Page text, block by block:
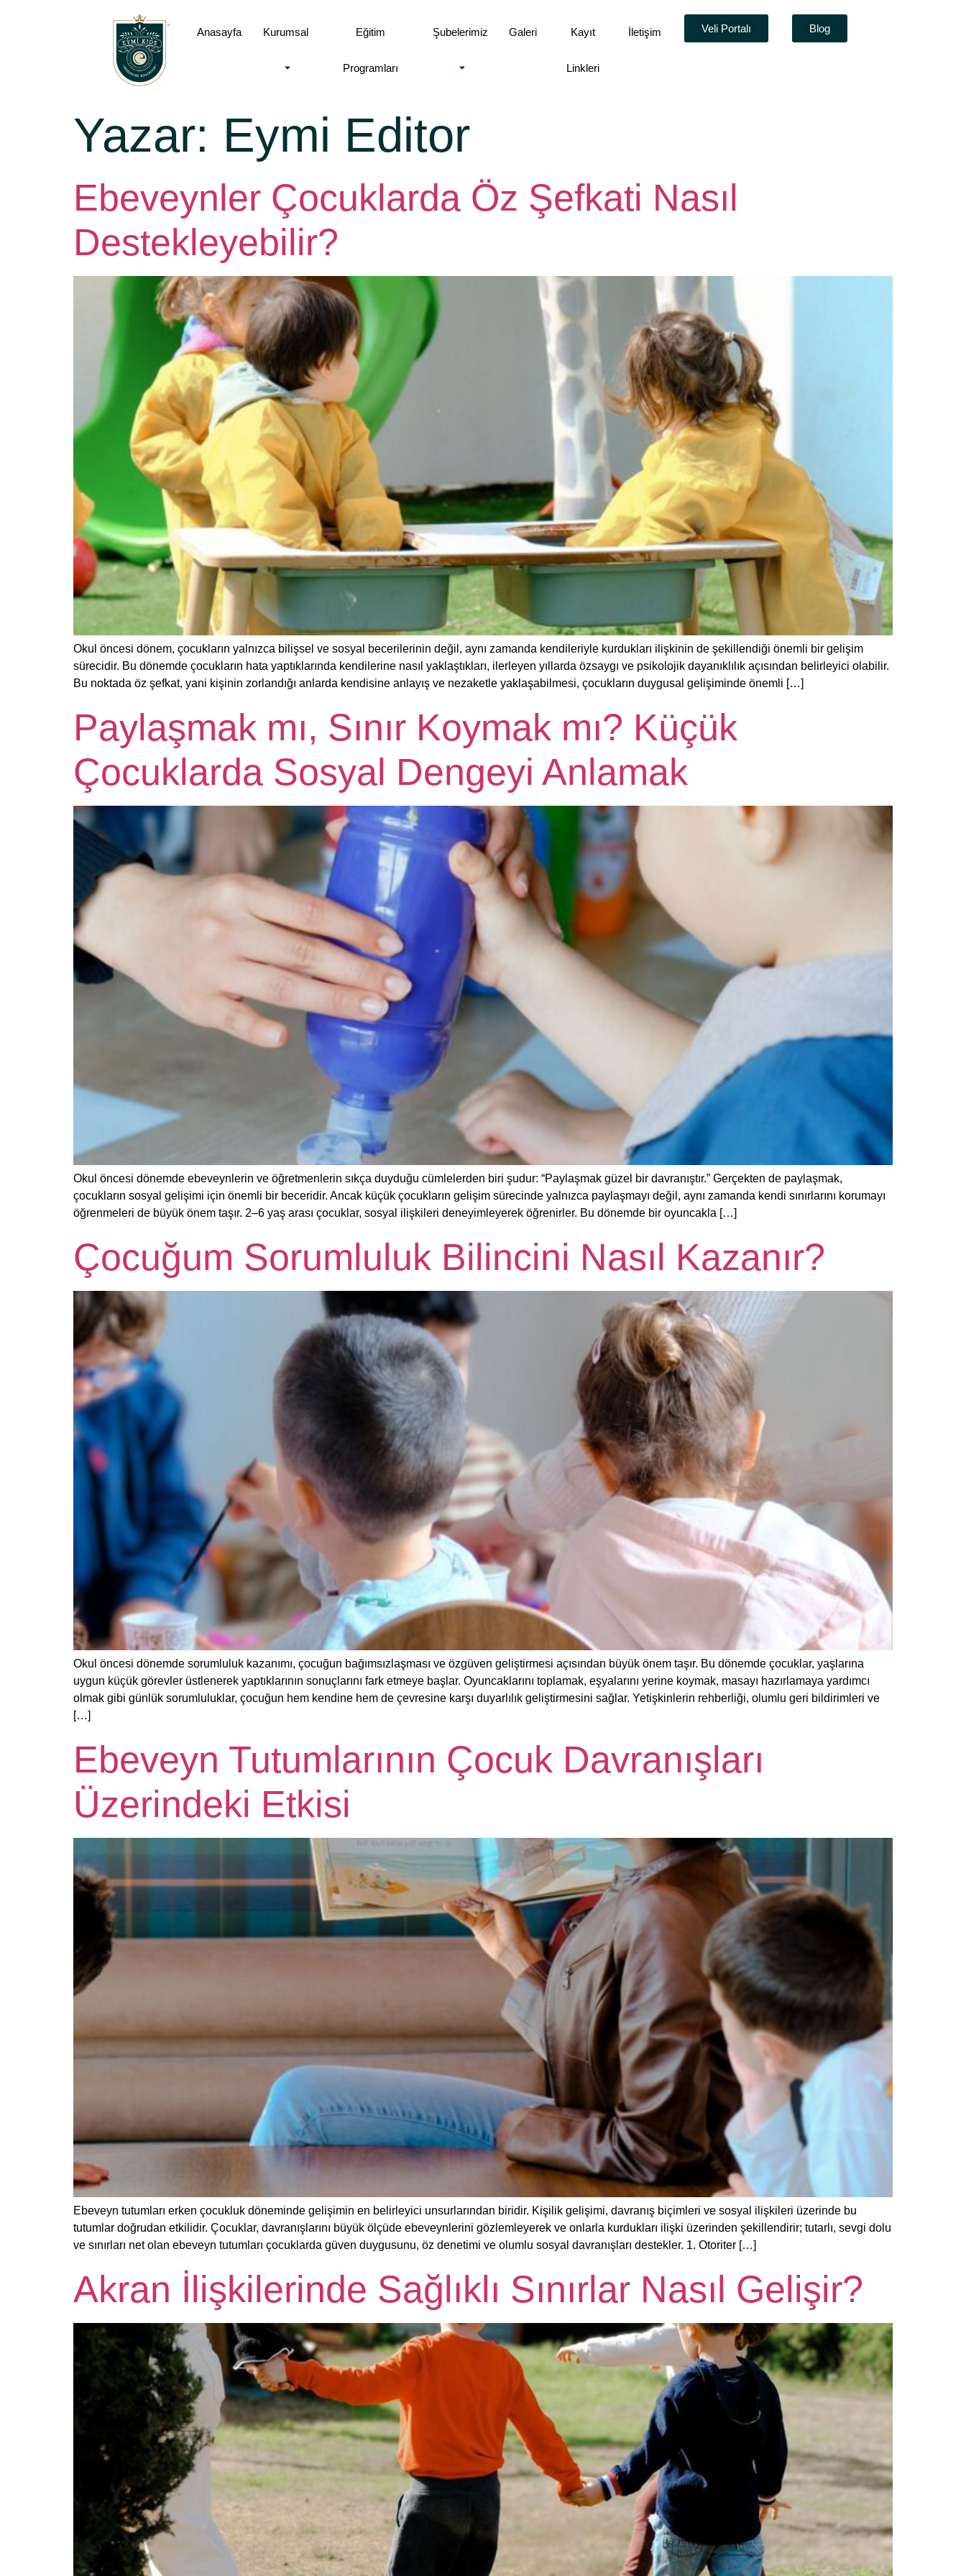
Anasayfa Kurumsal Eğitim
Programları
Şubelerimiz Galeri Kayıt
Linkleri
İletişim Veli Portalı Blog
Yazar: Eymi Editor
Ebeveynler Çocuklarda Öz Şefkati Nasıl
Destekleyebilir?
Okul öncesi dönem, çocukların yalnızca bilişsel ve sosyal becerilerinin değil, aynı zamanda kendileriyle kurdukları ilişkinin de şekillendiği önemli bir gelişim
sürecidir. Bu dönemde çocukların hata yaptıklarında kendilerine nasıl yaklaştıkları, ilerleyen yıllarda özsaygı ve psikolojik dayanıklılık açısından belirleyici olabilir.
Bu noktada öz şefkat, yani kişinin zorlandığı anlarda kendisine anlayış ve nezaketle yaklaşabilmesi, çocukların duygusal gelişiminde önemli […]
Paylaşmak mı, Sınır Koymak mı? Küçük
Çocuklarda Sosyal Dengeyi Anlamak
Okul öncesi dönemde ebeveynlerin ve öğretmenlerin sıkça duyduğu cümlelerden biri şudur: “Paylaşmak güzel bir davranıştır.” Gerçekten de paylaşmak,
çocukların sosyal gelişimi için önemli bir beceridir. Ancak küçük çocukların gelişim sürecinde yalnızca paylaşmayı değil, aynı zamanda kendi sınırlarını korumayı
öğrenmeleri de büyük önem taşır. 2–6 yaş arası çocuklar, sosyal ilişkileri deneyimleyerek öğrenirler. Bu dönemde bir oyuncakla […]
Çocuğum Sorumluluk Bilincini Nasıl Kazanır?
Okul öncesi dönemde sorumluluk kazanımı, çocuğun bağımsızlaşması ve özgüven geliştirmesi açısından büyük önem taşır. Bu dönemde çocuklar, yaşlarına
uygun küçük görevler üstlenerek yaptıklarının sonuçlarını fark etmeye başlar. Oyuncaklarını toplamak, eşyalarını yerine koymak, masayı hazırlamaya yardımcı
olmak gibi günlük sorumluluklar, çocuğun hem kendine hem de çevresine karşı duyarlılık geliştirmesini sağlar. Yetişkinlerin rehberliği, olumlu geri bildirimleri ve
[…]
Ebeveyn Tutumlarının Çocuk Davranışları
Üzerindeki Etkisi
Ebeveyn tutumları erken çocukluk döneminde gelişimin en belirleyici unsurlarından biridir. Kişilik gelişimi, davranış biçimleri ve sosyal ilişkileri üzerinde bu
tutumlar doğrudan etkilidir. Çocuklar, davranışlarını büyük ölçüde ebeveynlerini gözlemleyerek ve onlarla kurdukları ilişki üzerinden şekillendirir; tutarlı, sevgi dolu
ve sınırları net olan ebeveyn tutumları çocuklarda güven duygusunu, öz denetimi ve olumlu sosyal davranışları destekler. 1. Otoriter […]
Akran İlişkilerinde Sağlıklı Sınırlar Nasıl Gelişir?